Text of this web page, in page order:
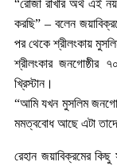
“রোজা রাখার অর্থ এই
করছি” – বলেন
পর থেকে শ্রীলংকায়
শ্রীলংকার জনগোষ্ঠীর
খ্রিস্টান।
“আমি যখন মুসলিম
মমত্ববোধ আছে এটা
রেহান জয়াবিক্রমের